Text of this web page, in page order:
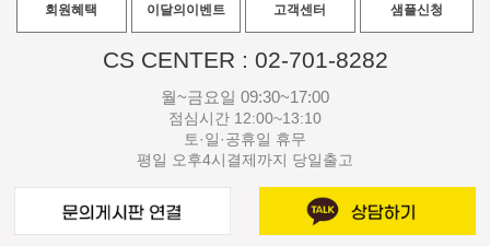
회원혜택 이달의이벤트 고객센터 샘플신청
CS CENTER : 02-701-8282
월~금요일 09:30~17:00
점심시간 12:00~13:10
토·일·공휴일 휴무
평일 오후4시결제까지 당일출고